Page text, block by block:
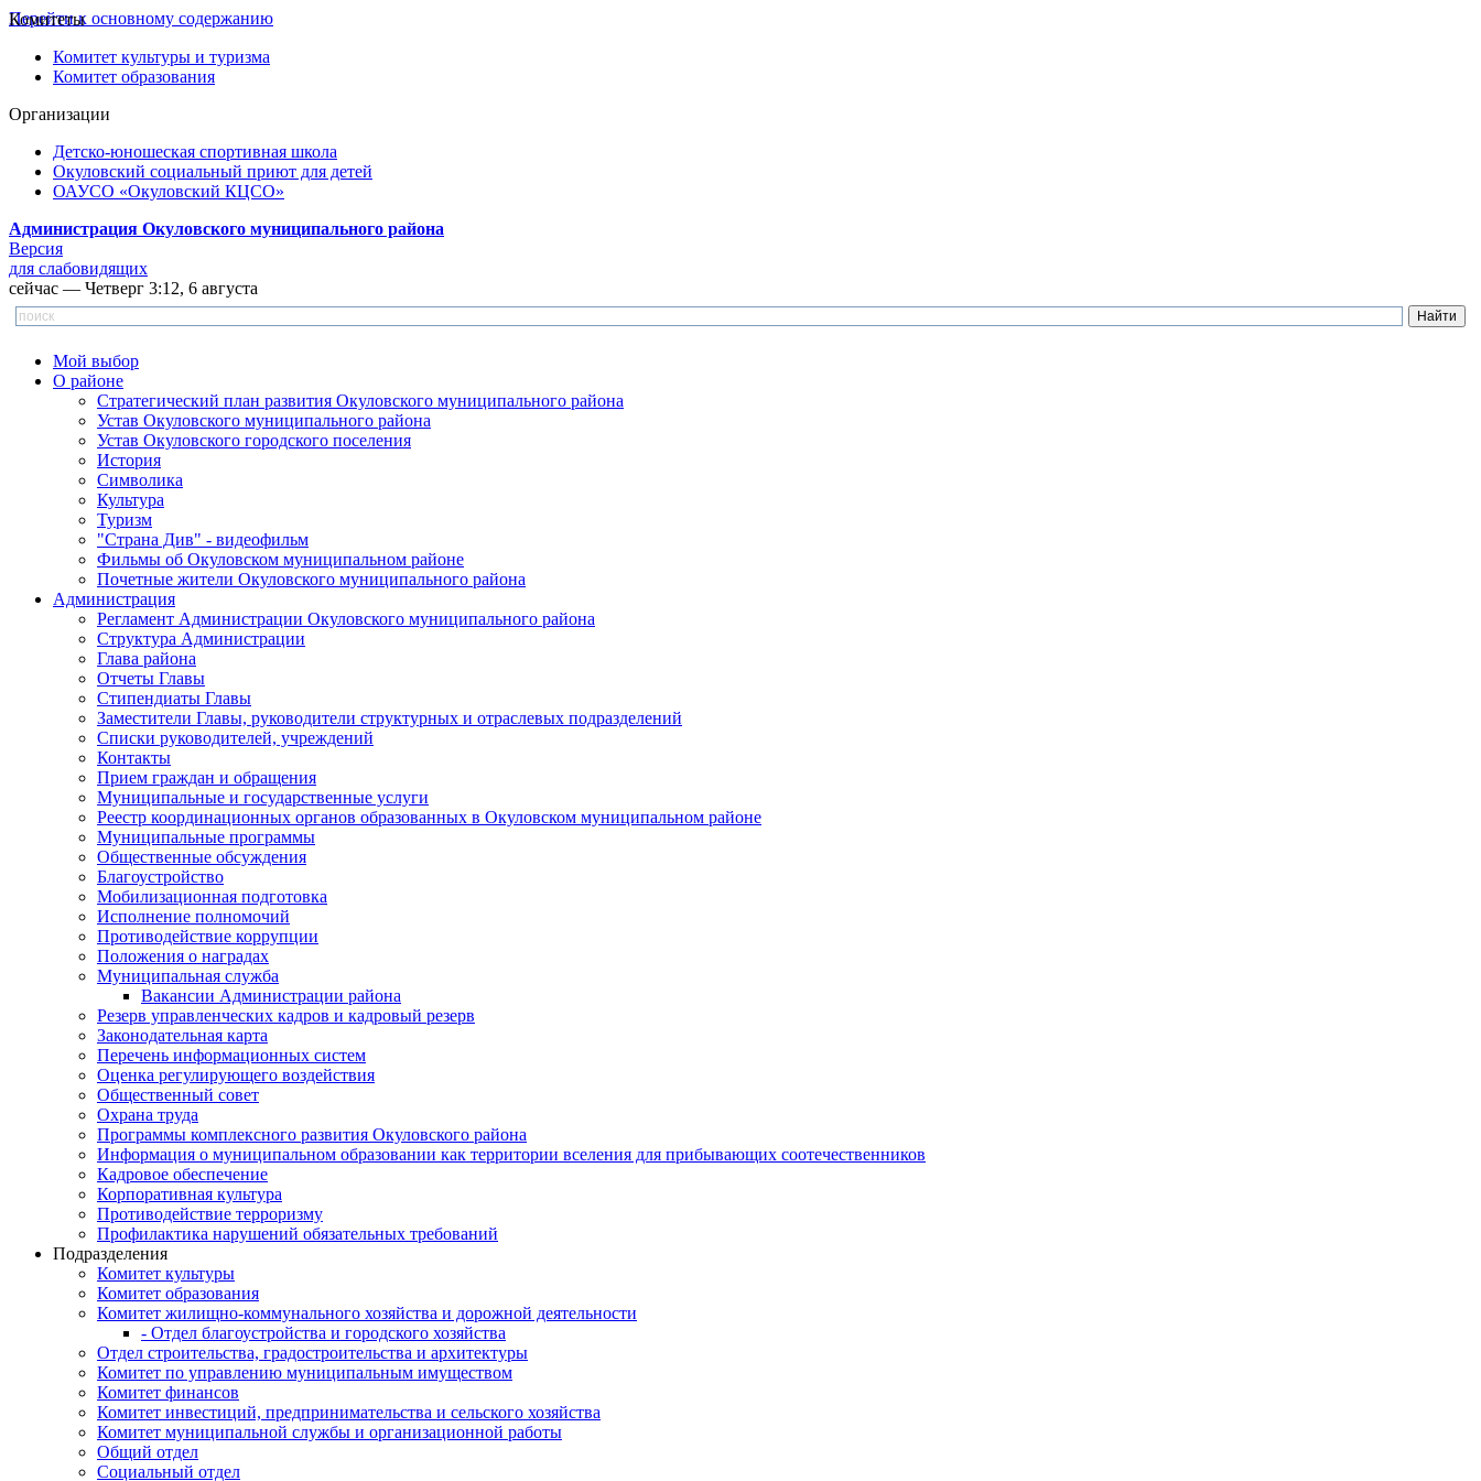
Перейти к основному содержанию
Комитеты
Комитет культуры и туризма
Комитет образования
Организации
Детско-юношеская спортивная школа
Окуловский социальный приют для детей
ОАУСО «Окуловский КЦСО»
Администрация Окуловского муниципального района
Версия
для слабовидящих
сейчас — Четверг 3:12, 6 августа
Мой выбор
О районе
Стратегический план развития Окуловского муниципального района
Устав Окуловского муниципального района
Устав Окуловского городского поселения
История
Символика
Культура
Туризм
"Страна Див" - видеофильм
Фильмы об Окуловском муниципальном районе
Почетные жители Окуловского муниципального района
Администрация
Регламент Администрации Окуловского муниципального района
Структура Администрации
Глава района
Отчеты Главы
Стипендиаты Главы
Заместители Главы, руководители структурных и отраслевых подразделений
Списки руководителей, учреждений
Контакты
Прием граждан и обращения
Муниципальные и государственные услуги
Реестр координационных органов образованных в Окуловском муниципальном районе
Муниципальные программы
Общественные обсуждения
Благоустройство
Мобилизационная подготовка
Исполнение полномочий
Противодействие коррупции
Положения о наградах
Муниципальная служба
Вакансии Администрации района
Резерв управленческих кадров и кадровый резерв
Законодательная карта
Перечень информационных систем
Оценка регулирующего воздействия
Общественный совет
Охрана труда
Программы комплексного развития Окуловского района
Информация о муниципальном образовании как территории вселения для прибывающих соотечественников
Кадровое обеспечение
Корпоративная культура
Противодействие терроризму
Профилактика нарушений обязательных требований
Подразделения
Комитет культуры
Комитет образования
Комитет жилищно-коммунального хозяйства и дорожной деятельности
- Отдел благоустройства и городского хозяйства
Отдел строительства, градостроительства и архитектуры
Комитет по управлению муниципальным имуществом
Комитет финансов
Комитет инвестиций, предпринимательства и сельского хозяйства
Комитет муниципальной службы и организационной работы
Общий отдел
Социальный отдел